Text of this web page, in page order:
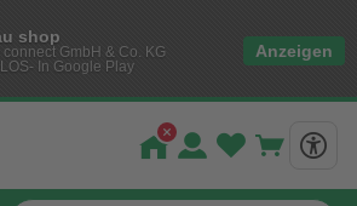
shop
connect GmbH & Co. KG
In Google Play
Anzeigen